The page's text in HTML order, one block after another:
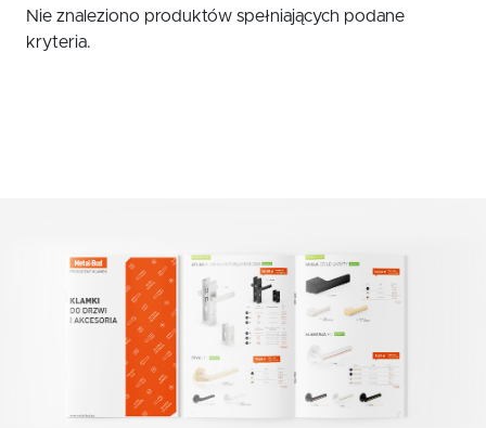
Gałki żółty
grafit
chrom szczotkowany mat
nikiel szczotkowany
nikiel szczotkowany mat
Nie znaleziono produktów spełniających podane
kryteria.